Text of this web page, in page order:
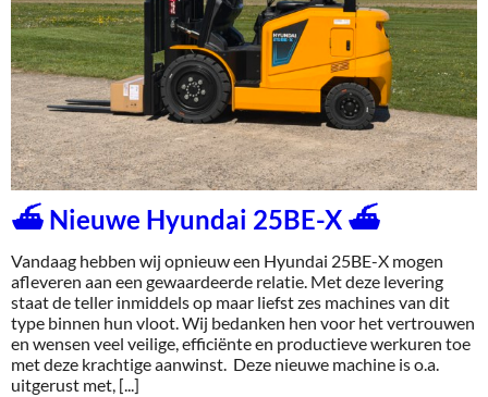
⛴️ Nieuwe Hyundai 25BE-X ⛴️
Vandaag hebben wij opnieuw een Hyundai 25BE-X mogen
afleveren aan een gewaardeerde relatie. Met deze levering
staat de teller inmiddels op maar liefst zes machines van dit
type binnen hun vloot. Wij bedanken hen voor het vertrouwen
en wensen veel veilige, efficiënte en productieve werkuren toe
met deze krachtige aanwinst. Deze nieuwe machine is o.a.
uitgerust met, [...]